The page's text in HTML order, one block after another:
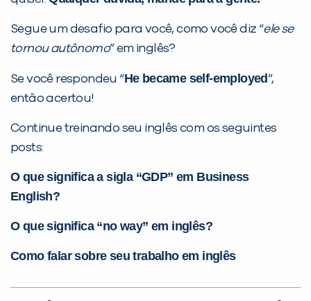
Segue um desafio para você, como você diz “ele se
tornou autônomo” em inglês?
Se você respondeu “He became self-employed ”,
então acertou!
Continue treinando seu inglês com os seguintes
posts:
O que significa a sigla “GDP” em Business
English?
O que significa “no way” em inglês?
Como falar sobre seu trabalho em inglês